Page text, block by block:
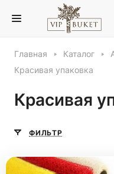
Главная Каталог
Красивая упаковка
Красивая
ФИЛЬТР